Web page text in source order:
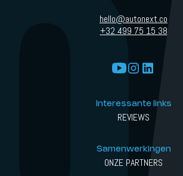
hello@autonext.co
+32 499 75 15 38
Interessante links
REVIEWS
Samenwerkingen
ONZE PARTNERS